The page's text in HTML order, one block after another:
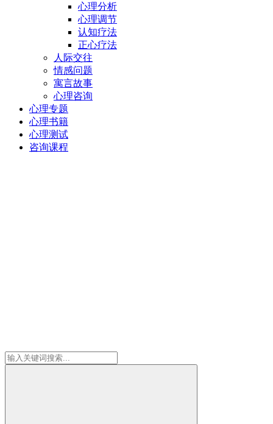
心理分析
心理调节
认知疗法
正心疗法
人际交往
情感问题
寓言故事
心理咨询
心理专题
心理书籍
心理测试
咨询课程